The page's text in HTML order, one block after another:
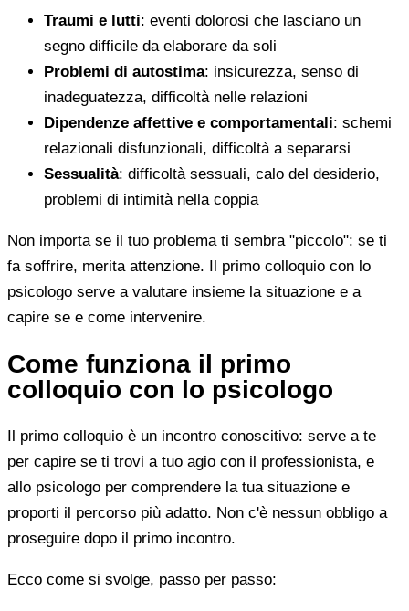
Traumi e lutti: eventi dolorosi che lasciano un
segno difficile da elaborare da soli
Problemi di autostima: insicurezza, senso di
inadeguatezza, difficoltà nelle relazioni
Dipendenze affettive e comportamentali: schemi
relazionali disfunzionali, difficoltà a separarsi
Sessualità: difficoltà sessuali, calo del desiderio,
problemi di intimità nella coppia
Non importa se il tuo problema ti sembra "piccolo": se ti
fa soffrire, merita attenzione. Il primo colloquio con lo
psicologo serve a valutare insieme la situazione e a
capire se e come intervenire.
Come funziona il primo
colloquio con lo psicologo
Il primo colloquio è un incontro conoscitivo: serve a te
per capire se ti trovi a tuo agio con il professionista, e
allo psicologo per comprendere la tua situazione e
proporti il percorso più adatto. Non c'è nessun obbligo a
proseguire dopo il primo incontro.
Ecco come si svolge, passo per passo: